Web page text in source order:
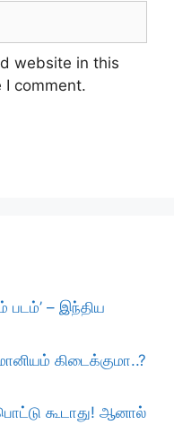
website in this
comment.
படம்’ – இந்திய
கிடைக்குமா..?
கூடாது! ஆனால்